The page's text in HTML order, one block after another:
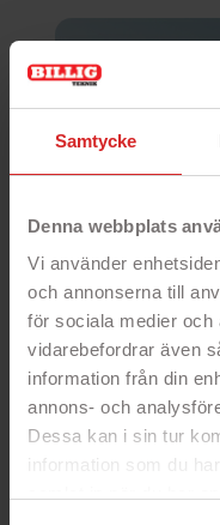
Samtycke
Denna webbplats
Vi använder
och annonserna till
för sociala medier
vidarebefordrar även
information från din
annons- och
Dessa kan i sin tur
information som du